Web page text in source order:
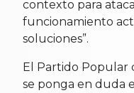
contexto para
funcionamiento
soluciones”.
El Partido Popular
se ponga en duda